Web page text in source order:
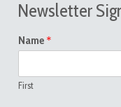
Newsletter
Name *
First